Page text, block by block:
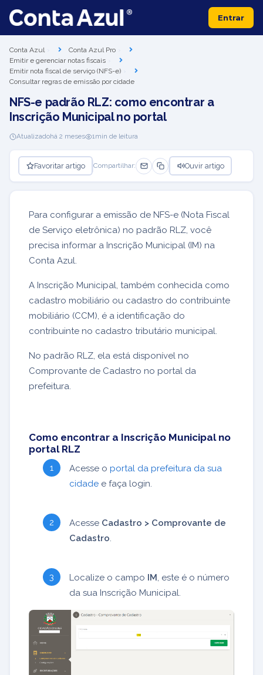
Entrar
Conta Azul
Conta Azul Pro
Emitir e gerenciar notas fiscais
Emitir nota fiscal de serviço (NFS-e)
Consultar regras de emissão por cidade
NFS-e padrão RLZ: como encontrar a
Inscrição Municipal no portal
Atualizadohá 2 meses 1min de leitura
Favoritar artigo Compartilhar: Ouvir artigo
Para configurar a emissão de NFS-e (Nota Fiscal
de Serviço eletrônica) no padrão RLZ, você
precisa informar a Inscrição Municipal (IM) na
Conta Azul.
A Inscrição Municipal, também conhecida como
cadastro mobiliário ou cadastro do contribuinte
mobiliário (CCM), é a identificação do
contribuinte no cadastro tributário municipal.
No padrão RLZ, ela está disponível no
Comprovante de Cadastro no portal da
prefeitura.
Como encontrar a Inscrição Municipal no
portal RLZ
Acesse o portal da prefeitura da sua
cidade e faça login.
Acesse Cadastro > Comprovante de
Cadastro.
Localize o campo IM, este é o número
da sua Inscrição Municipal.